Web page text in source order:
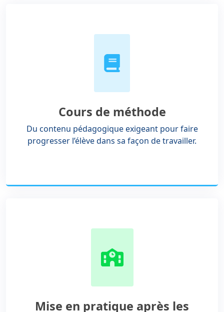
Cours de méthode
Du contenu pédagogique exigeant pour faire
progresser l’élève dans sa façon de travailler.
Mise en pratique après les